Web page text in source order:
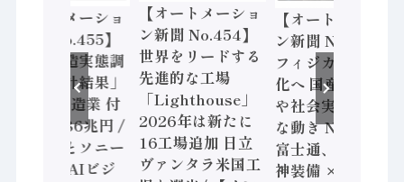
【オートメーショ
ン新聞 No.455】
「経済構造実態調
査二次集計結果」
2024年製造業 付
加価値額86兆円 /
三菱電機とソニー
セミコン AIビジ
【オートメーショ
ン新聞 No.454】
世界をリードする
先進的な工場
「Lighthouse」
2026年は新たに
16工場追加 日立
ヴァンタラ米国工
【オートメーショ
ン新聞 No.453】
フィジカルAI本格
化へ 国産AI開発
や社会実装に活発
な動き Noetra、
富士通、日立 / 兵
神装備 × HMS、